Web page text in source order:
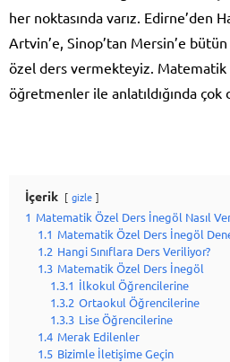
her noktasında varız. Edirne’den
Artvin’e, Sinop’tan Mersin’e
özel ders vermekteyiz.
öğretmenler ile anlatıldığında
İçerik gizle
1 Matematik Özel Ders İnegöl Nasıl
1.1 Matematik Özel Ders İnegöl
1.2 Hangi Sınıflara Ders Veriliyor?
1.3 Matematik Özel Ders İnegöl
1.3.1 İlkokul Öğrencilerine
1.3.2 Ortaokul Öğrencilerine
1.3.3 Lise Öğrencilerine
1.4 Merak Edilenler
1.5 Bizimle İletişime Geçin